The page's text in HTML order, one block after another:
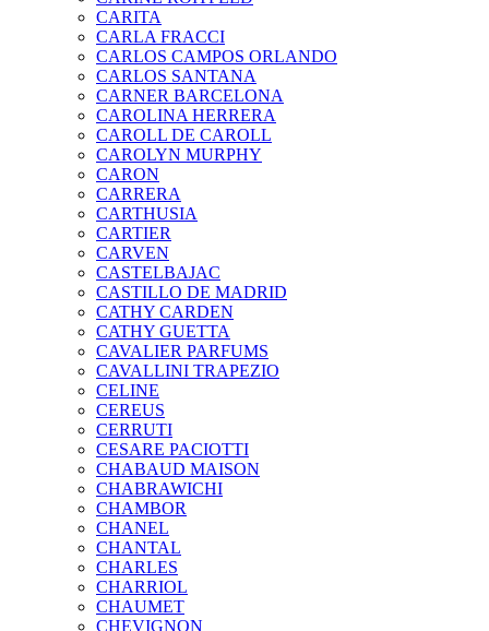
CARITA
CARLA FRACCI
CARLOS CAMPOS ORLANDO
CARLOS SANTANA
CARNER BARCELONA
CAROLINA HERRERA
CAROLL DE CAROLL
CAROLYN MURPHY
CARON
CARRERA
CARTHUSIA
CARTIER
CARVEN
CASTELBAJAC
CASTILLO DE MADRID
CATHY CARDEN
CATHY GUETTA
CAVALIER PARFUMS
CAVALLINI TRAPEZIO
CELINE
CEREUS
CERRUTI
CESARE PACIOTTI
CHABAUD MAISON
CHABRAWICHI
CHAMBOR
CHANEL
CHANTAL
CHARLES
CHARRIOL
CHAUMET
CHEVIGNON